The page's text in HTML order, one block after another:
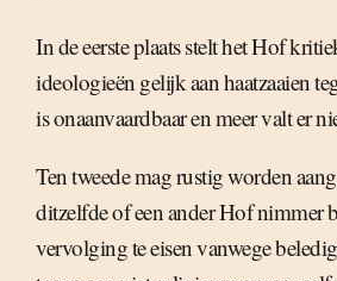
In de eerste plaats stelt het Hof
ideologieën gelijk aan haatzaaien
is onaanvaardbaar en meer valt er
Ten tweede mag rustig worden
ditzelfde of een ander Hof nimmer
vervolging te eisen vanwege